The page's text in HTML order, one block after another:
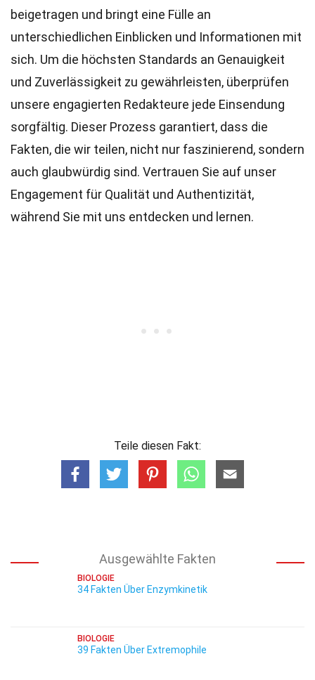
beigetragen und bringt eine Fülle an
unterschiedlichen Einblicken und Informationen mit
sich. Um die höchsten Standards an Genauigkeit
und Zuverlässigkeit zu gewährleisten, überprüfen
unsere engagierten Redakteure jede Einsendung
sorgfältig. Dieser Prozess garantiert, dass die
Fakten, die wir teilen, nicht nur faszinierend, sondern
auch glaubwürdig sind. Vertrauen Sie auf unser
Engagement für Qualität und Authentizität,
während Sie mit uns entdecken und lernen.
Teile diesen Fakt:
Ausgewählte Fakten
BIOLOGIE
34 Fakten Über Enzymkinetik
BIOLOGIE
39 Fakten Über Extremophile